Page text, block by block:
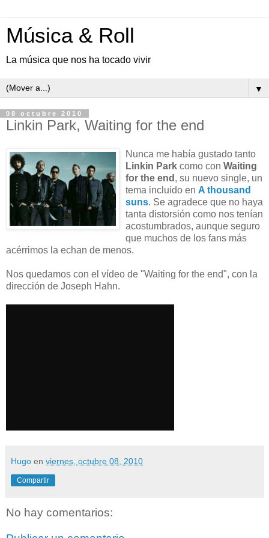
Música & Roll
La música que nos ha tocado vivir
▼
08 octubre 2010
Linkin Park, Waiting for the end
Nunca me había gustado tanto
Linkin Park como con Waiting
for the end , su nuevo single, un
tema incluido en A thousand
suns. Se agradece que no haya
tanta distorsión como nos tenían
acostumbrados, aunque seguro
que muchos de los fans más
acérrimos la echan de menos.
Nos quedamos con el vídeo de "Waiting for the end", con la
dirección de Joseph Hahn.
Hugo en viernes, octubre 08, 2010
Compartir
No hay comentarios: